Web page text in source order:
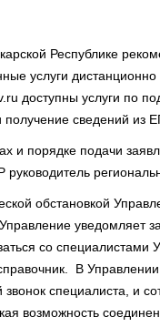
Республике
услуги
доступны услуги по
сведений из
и порядке подачи
обстановкой
уведомляет
со
В
специалиста, и
возможность